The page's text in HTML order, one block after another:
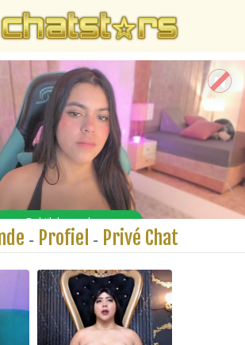
- Profiel - Privé Chat